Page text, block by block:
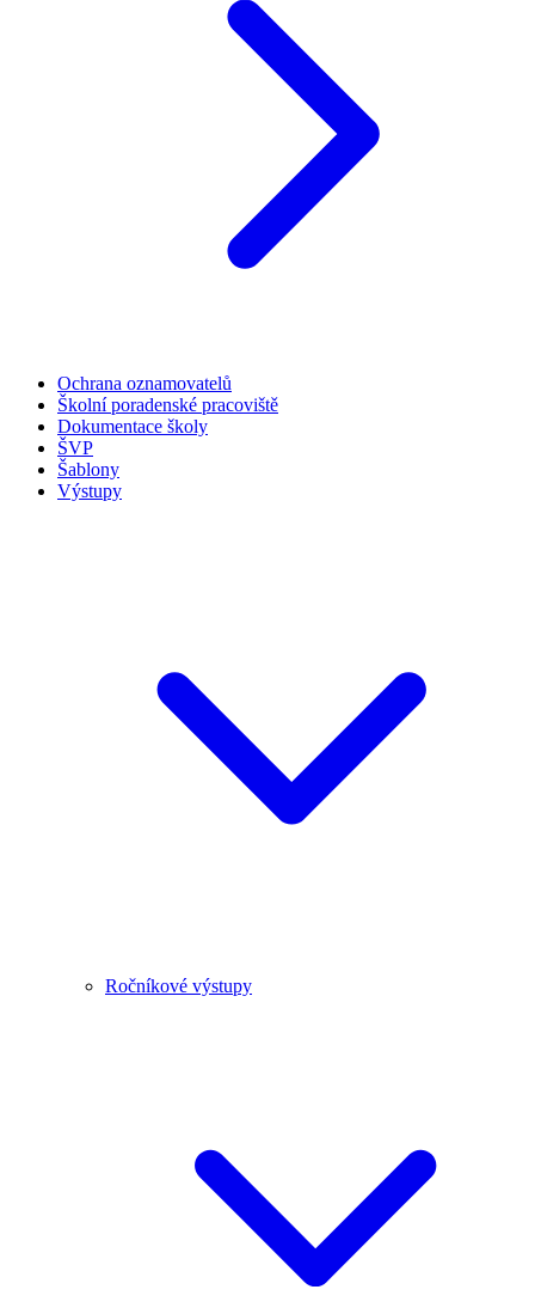
Ochrana oznamovatelů
Školní poradenské pracoviště
Dokumentace školy
ŠVP
Šablony
Výstupy
Ročníkové výstupy